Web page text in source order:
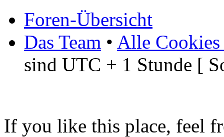
Foren-Übersicht
Das Team • Alle Cookies
sind UTC + 1 Stunde [
If you like this place, feel